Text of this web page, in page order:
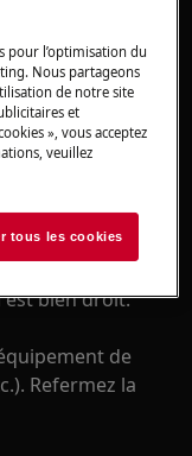
la réparation
sur
correctement.
est bien droit.
de
Refermez la
pour l’optimisation du
Nous partageons
de notre site
et
», vous acceptez
veuillez
tous les cookies